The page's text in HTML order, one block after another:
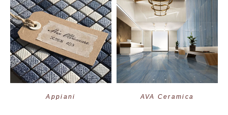
Appiani AVA Ceramica